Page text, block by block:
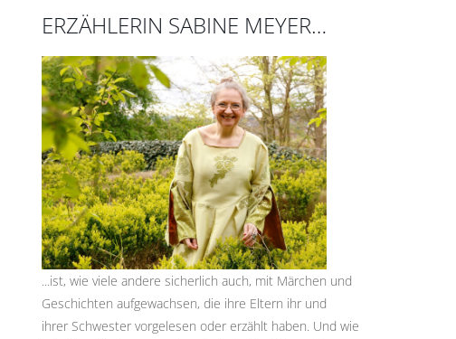
ERZÄHLERIN SABINE MEYER…
...ist, wie viele andere sicherlich auch, mit Märchen und
Geschichten aufgewachsen, die ihre Eltern ihr und
ihrer Schwester vorgelesen oder erzählt haben. Und wie